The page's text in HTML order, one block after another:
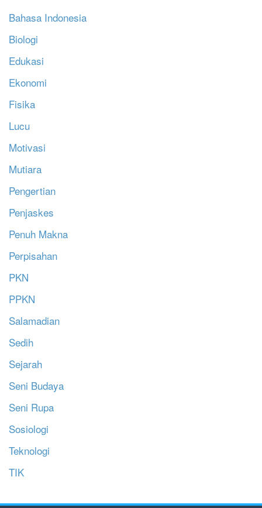
Bahasa Indonesia
Biologi
Edukasi
Ekonomi
Fisika
Lucu
Motivasi
Mutiara
Pengertian
Penjaskes
Penuh Makna
Perpisahan
PKN
PPKN
Salamadian
Sedih
Sejarah
Seni Budaya
Seni Rupa
Sosiologi
Teknologi
TIK